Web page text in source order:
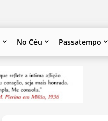
No Céu Passatempo